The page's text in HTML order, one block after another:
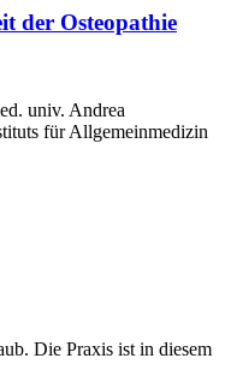
der Osteopathie
univ. Andrea
für Allgemeinmedizin
Die Praxis ist in diesem